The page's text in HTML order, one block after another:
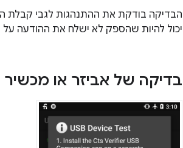
הבדיקה בודקת את ההתנהגות לגבי קבלת
יכול להיות שהספק לא ישלח את ההודעה על
בדיקה של אביזר או מכשיר USB